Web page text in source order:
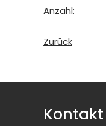
Anzahl:
Zurück
Kontakt